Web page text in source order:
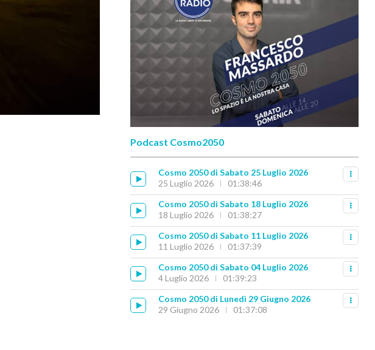
Podcast Cosmo2050
Cosmo 2050 di Sabato 25 Luglio 2026
25 Luglio 2026
01:38:46
Cosmo 2050 di Sabato 18 Luglio 2026
18 Luglio 2026
01:38:27
Cosmo 2050 di Sabato 11 Luglio 2026
11 Luglio 2026
01:37:39
Cosmo 2050 di Sabato 04 Luglio 2026
4 Luglio 2026
01:39:23
Cosmo 2050 di Lunedì 29 Giugno 2026
29 Giugno 2026
01:37:08